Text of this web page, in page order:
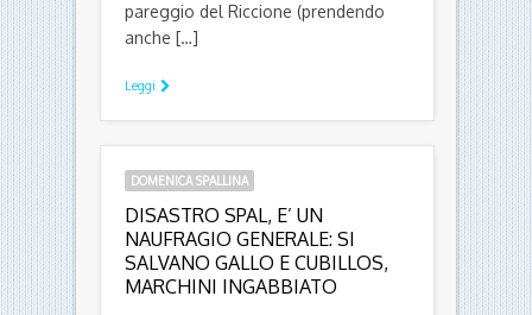
pareggio del Riccione (prendendo
anche […]
Leggi
DOMENICA SPALLINA
DISASTRO SPAL, E’ UN
NAUFRAGIO GENERALE: SI
SALVANO GALLO E CUBILLOS,
MARCHINI INGABBIATO